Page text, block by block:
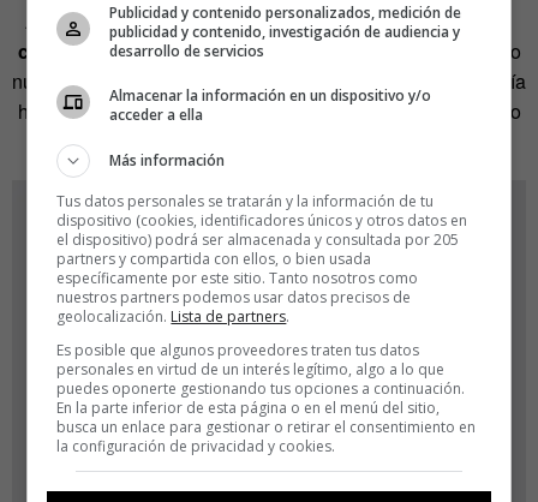
Ahora que, además, nuevas formas de movilidad como el
coche eléctricoestán tomando nuestras calles y liberando
nuestros cielos, es el momento de pensar cómo nos gustaría
habitar lo que está por llegar. Y eso es lo que hemos hecho
Publicidad y contenido personalizados, medición de
publicidad y contenido, investigación de audiencia y
desarrollo de servicios
Almacenar la información en un dispositivo y/o
acceder a ella
Más información
Tus datos personales se tratarán y la información de tu
dispositivo (cookies, identificadores únicos y otros datos en
el dispositivo) podrá ser almacenada y consultada por 205
partners y compartida con ellos, o bien usada
específicamente por este sitio. Tanto nosotros como
nuestros partners podemos usar datos precisos de
geolocalización. Lista de partners.
Es posible que algunos proveedores traten tus datos
personales en virtud de un interés legítimo, algo a lo que
puedes oponerte gestionando tus opciones a continuación.
En la parte inferior de esta página o en el menú del sitio,
busca un enlace para gestionar o retirar el consentimiento en
la configuración de privacidad y cookies.